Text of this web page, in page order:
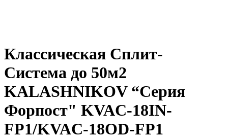
Классическая Сплит-
Система до 50м2
KALASHNIKOV “Серия
Форпост" KVAC-18IN-
FP1/KVAC-18OD-FP1